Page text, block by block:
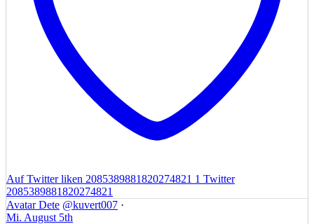
Auf Twitter liken 2085389881820274821 1 Twitter
2085389881820274821
Avatar Dete @kuvert007 ·
Mi. August 5th